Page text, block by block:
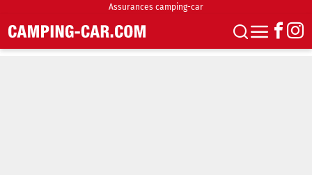
Assurances camping-car